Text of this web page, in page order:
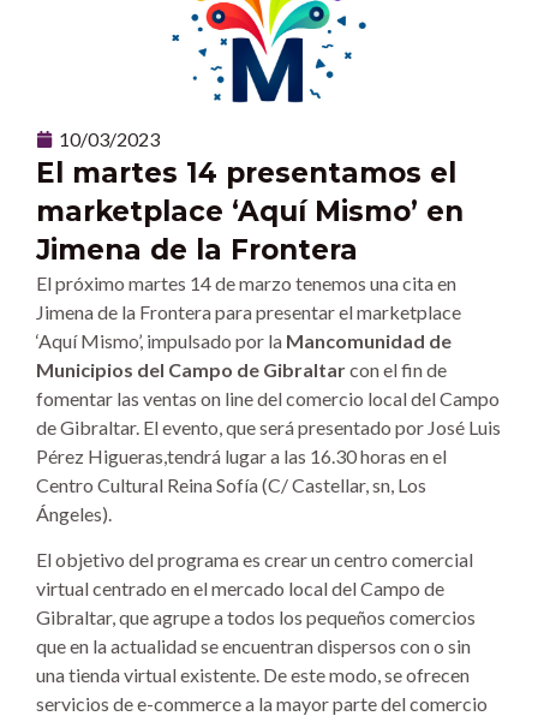
10/03/2023
El martes 14 presentamos el
marketplace ‘Aquí Mismo’ en
Jimena de la Frontera
El próximo martes 14 de marzo tenemos una cita en
Jimena de la Frontera para presentar el marketplace
‘Aquí Mismo’, impulsado por la Mancomunidad de
Municipios del Campo de Gibraltarcon el fin de
fomentar las ventas on line del comercio local del Campo
de Gibraltar. El evento, que será presentado por José Luis
Pérez Higueras,tendrá lugar a las 16.30 horas en el
Centro Cultural Reina Sofía (C/ Castellar, sn, Los
Ángeles).
El objetivo del programa es crear un centro comercial
virtual centrado en el mercado local del Campo de
Gibraltar, que agrupe a todos los pequeños comercios
que en la actualidad se encuentran dispersos con o sin
una tienda virtual existente. De este modo, se ofrecen
servicios de e-commerce a la mayor parte del comercio